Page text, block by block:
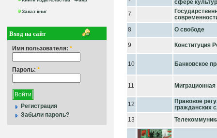
Заказ книг
Вход на сайт
Имя пользователя: *
Пароль: *
Регистрация
Забыли пароль?
сфере
7
8
О свободе
9 Конституция
10 Банковское
11
12
Правовое
гражданских
13